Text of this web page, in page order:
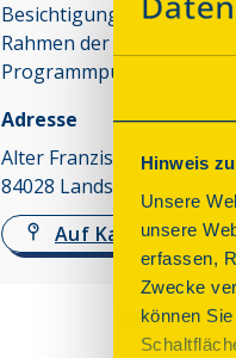
Hinweis
Unsere
unsere
erfassen,
Zwecke
können
Besichtigungen des
Rahmen der angebotenen
Programmpunkte möglich.
Adresse
Alter Franziskanerplatz
84028 Landshut
Auf Karte